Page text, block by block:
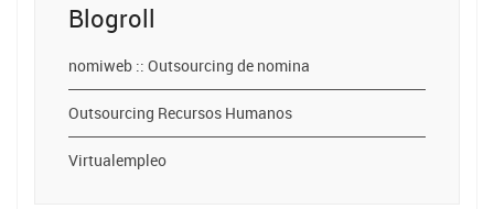
Blogroll
nomiweb :: Outsourcing de nomina
Outsourcing Recursos Humanos
Virtualempleo